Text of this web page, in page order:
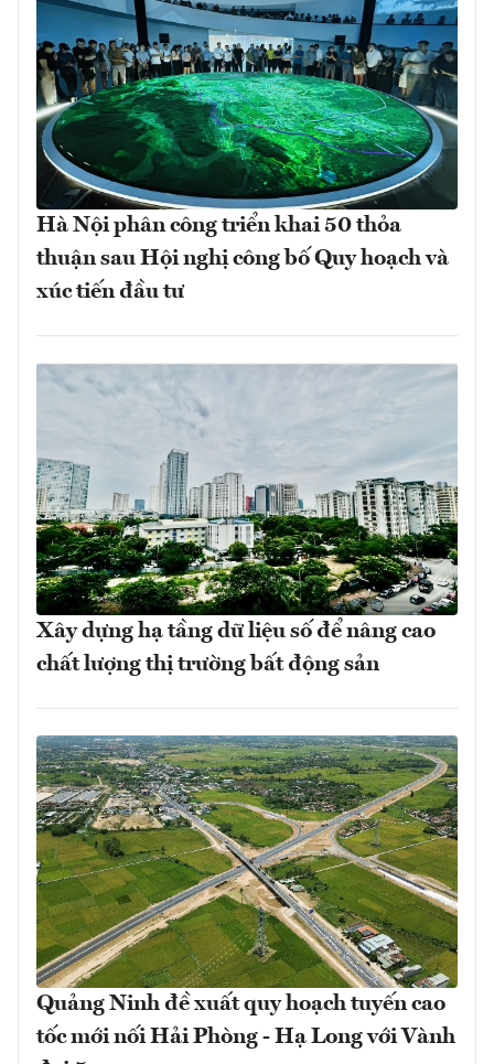
Hà Nội phân công triển khai 50 thỏa
thuận sau Hội nghị công bố Quy hoạch và
xúc tiến đầu tư
Xây dựng hạ tầng dữ liệu số để nâng cao
chất lượng thị trường bất động sản
Quảng Ninh đề xuất quy hoạch tuyến cao
tốc mới nối Hải Phòng - Hạ Long với Vành